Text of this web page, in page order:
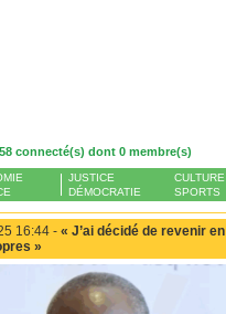
connecté(s) dont 0 membre(s)
JUSTICE
DÉMOCRATIE
CULTURE
SPORTS
16:44 - « J’ai décidé de revenir
»